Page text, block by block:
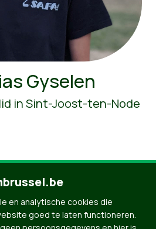
Gyselen
in Sint-Joost-ten-Node
al onze mensen
en analytische cookies die
goed te laten functioneren.